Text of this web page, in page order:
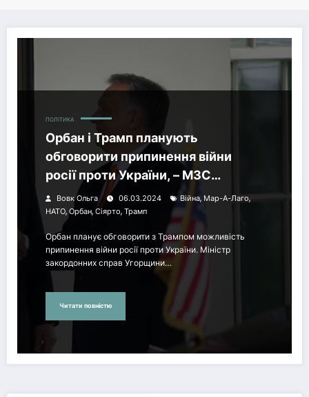
Орбан і Трамп планують обговорити припинення війни росії проти
ПОЛІТИКА
Орбан і Трамп планують
обговорити припинення війни
росії проти України, – МЗС
Угорщини
Вовк Ольга 06.03.2024 Війна, Мар-А-Лаго,
НАТО, Орбан, Сіярто, Трамп
Орбан планує обговорити з Трампом можливість
припинення війни росії проти України. Міністр
закордонних справ Угорщини…
Читати повністю